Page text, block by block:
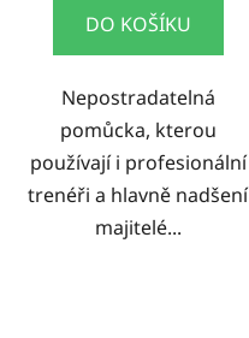
DO KOŠÍKU
Nepostradatelná
pomůcka, kterou
používají i profesionální
trenéři a hlavně nadšení
majitelé...